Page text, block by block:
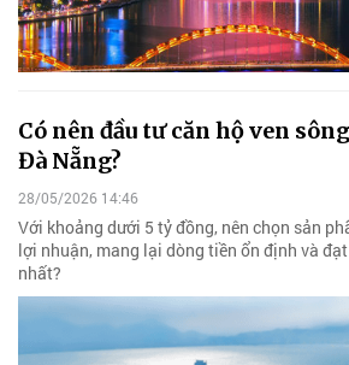
Có nên đầu tư căn hộ ven
Đà Nẵng?
28/05/2026 14:46
Với khoảng dưới 5 tỷ đồng, nên chọn sản
lợi nhuận, mang lại dòng tiền ổn định và
nhất?